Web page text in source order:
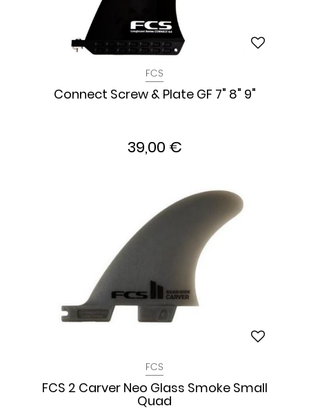
FCS
Connect Screw & Plate GF 7" 8" 9"
39,00 €
FCS
FCS 2 Carver Neo Glass Smoke Small
Quad